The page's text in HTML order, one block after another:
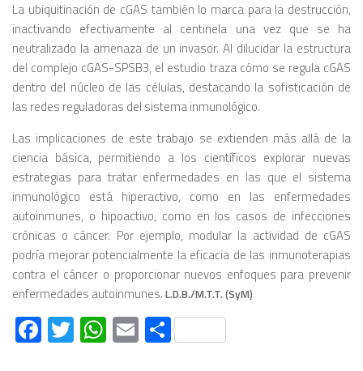
La ubiquitinación de cGAS también lo marca para la destrucción,
inactivando efectivamente al centinela una vez que se ha
neutralizado la amenaza de un invasor. Al dilucidar la estructura
del complejo cGAS-SPSB3, el estudio traza cómo se regula cGAS
dentro del núcleo de las células, destacando la sofisticación de
las redes reguladoras del sistema inmunológico.
Las implicaciones de este trabajo se extienden más allá de la
ciencia básica, permitiendo a los científicos explorar nuevas
estrategias para tratar enfermedades en las que el sistema
inmunológico está hiperactivo, como en las enfermedades
autoinmunes, o hipoactivo, como en los casos de infecciones
crónicas o cáncer. Por ejemplo, modular la actividad de cGAS
podría mejorar potencialmente la eficacia de las inmunoterapias
contra el cáncer o proporcionar nuevos enfoques para prevenir
enfermedades autoinmunes. L.D.B./M.T.T. (SyM)
Facebook
Twitter
WhatsApp
EmailCompartir